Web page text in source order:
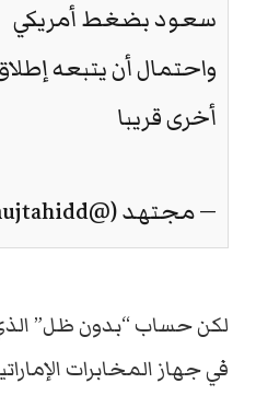
سعود بضغط أمريكي
واحتمال أن يتبعه
أخرى قريبا
— مجتهد (@mujtahidd)
لكن حساب “بدون ظل”
في جهاز المخابرات